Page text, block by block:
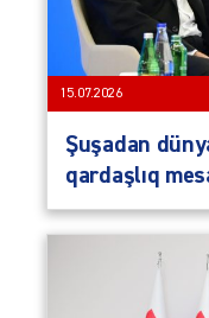
15.07.2026
Şuşadan
qardaşlıq